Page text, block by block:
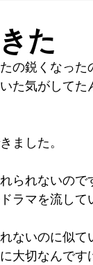
た
の鋭くなった
た気がしてた
ました。
られないの
ラマを流して
ないのに似て
大切なんで